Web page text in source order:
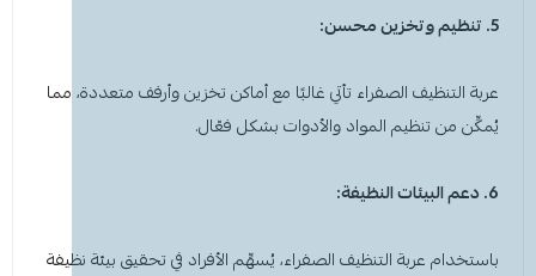
5. تنظيم وتخزين محسن:
عربة التنظيف الصفراء تأتي غالبًا مع أماكن تخزين وأرفف متعددة، مما
يُمكِّن من تنظيم المواد والأدوات بشكل فعّال.
6. دعم البيئات النظيفة:
باستخدامعربة التنظيف الصفراء،يُسهِّم الأفراد في تحقيق بيئة نظيفة